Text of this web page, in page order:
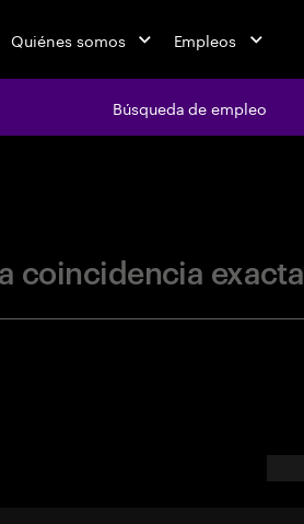
Quiénes somos Empleos
Búsqueda de empleo
coincidencia exacta